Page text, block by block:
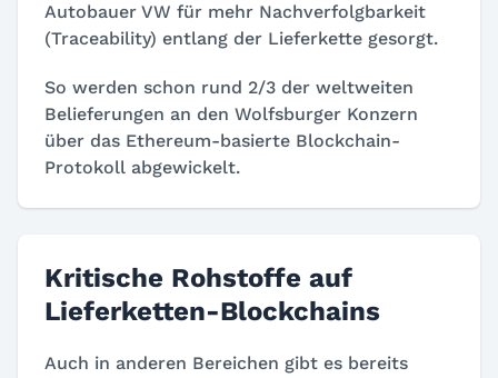
Autobauer VW für mehr Nachverfolgbarkeit
(Traceability) entlang der Lieferkette gesorgt.
So werden schon rund 2/3 der weltweiten
Belieferungen an den Wolfsburger Konzern
über das Ethereum-basierte Blockchain-
Protokoll abgewickelt.
Kritische Rohstoffe auf
Lieferketten-Blockchains
Auch in anderen Bereichen gibt es bereits